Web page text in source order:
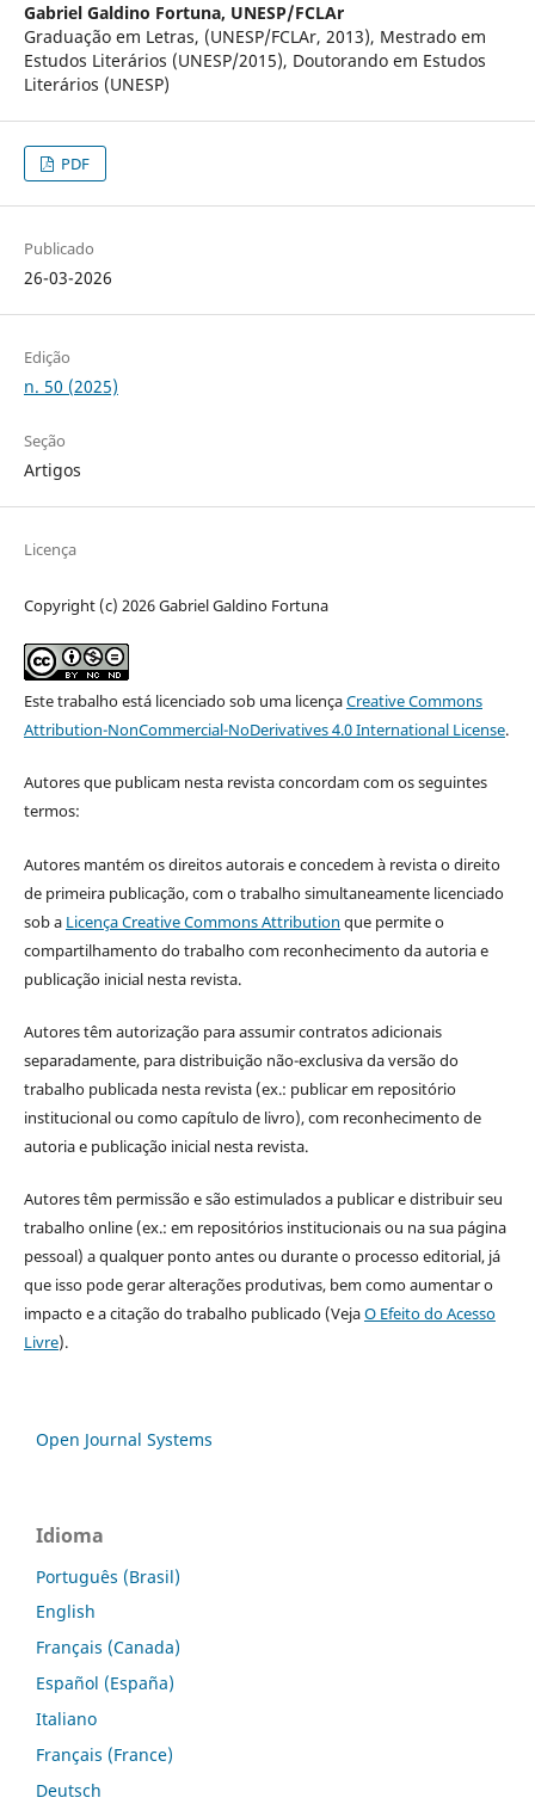
Gabriel Galdino Fortuna, UNESP/FCLAr
Graduação em Letras, (UNESP/FCLAr, 2013), Mestrado em
Estudos Literários (UNESP/2015), Doutorando em Estudos
Literários (UNESP)
PDF
Publicado
26-03-2026
Edição
n. 50 (2025)
Seção
Artigos
Licença
Copyright (c) 2026 Gabriel Galdino Fortuna
Este trabalho está licenciado sob uma licençaCreative Commons
Attribution-NonCommercial-NoDerivatives 4.0 International License.
Autores que publicam nesta revista concordam com os seguintes
termos:
Autores mantém os direitos autorais e concedem à revista o direito
de primeira publicação, com o trabalho simultaneamente licenciado
sob a Licença Creative Commons Attribution que permite o
compartilhamento do trabalho com reconhecimento da autoria e
publicação inicial nesta revista.
Autores têm autorização para assumir contratos adicionais
separadamente, para distribuição não-exclusiva da versão do
trabalho publicada nesta revista (ex.: publicar em repositório
institucional ou como capítulo de livro), com reconhecimento de
autoria e publicação inicial nesta revista.
Autores têm permissão e são estimulados a publicar e distribuir seu
trabalho online (ex.: em repositórios institucionais ou na sua página
pessoal) a qualquer ponto antes ou durante o processo editorial, já
que isso pode gerar alterações produtivas, bem como aumentar o
impacto e a citação do trabalho publicado (VejaO Efeito do Acesso
Livre).
Open Journal Systems
Idioma
Português (Brasil)
English
Français (Canada)
Español (España)
Italiano
Français (France)
Deutsch